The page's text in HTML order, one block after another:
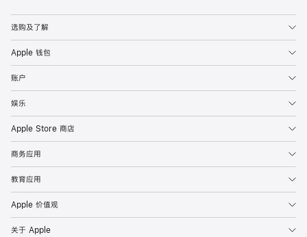
选购及了解
Apple 钱包
账户
娱乐
Apple Store 商店
商务应用
教育应用
Apple 价值观
关于 Apple